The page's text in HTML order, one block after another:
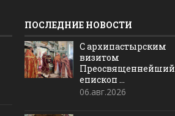
ПОСЛЕДНИЕ НОВОСТИ
С архипастырским
визитом
Преосвященнейший
епископ ...
06.авг.2026